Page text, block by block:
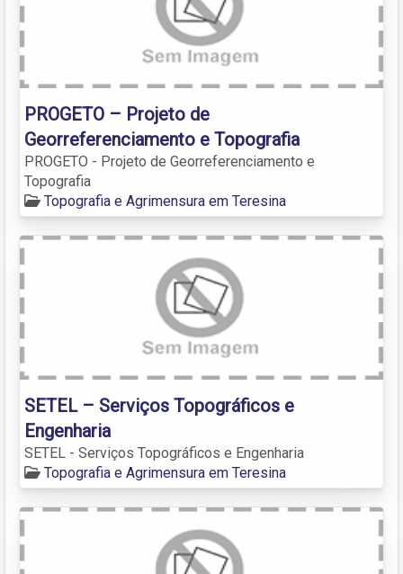
PROGETO – Projeto de
Georreferenciamento e Topografia
PROGETO - Projeto de Georreferenciamento e
Topografia
Topografia e Agrimensura em Teresina
SETEL – Serviços Topográficos e
Engenharia
SETEL - Serviços Topográficos e Engenharia
Topografia e Agrimensura em Teresina